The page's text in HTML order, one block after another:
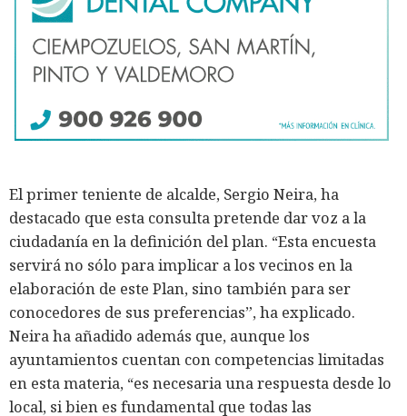
El primer teniente de alcalde, Sergio Neira, ha
destacado que esta consulta pretende dar voz a la
ciudadanía en la definición del plan. “Esta encuesta
servirá no sólo para implicar a los vecinos en la
elaboración de este Plan, sino también para ser
conocedores de sus preferencias”, ha explicado.
Neira ha añadido además que, aunque los
ayuntamientos cuentan con competencias limitadas
en esta materia, “es necesaria una respuesta desde lo
local, si bien es fundamental que todas las